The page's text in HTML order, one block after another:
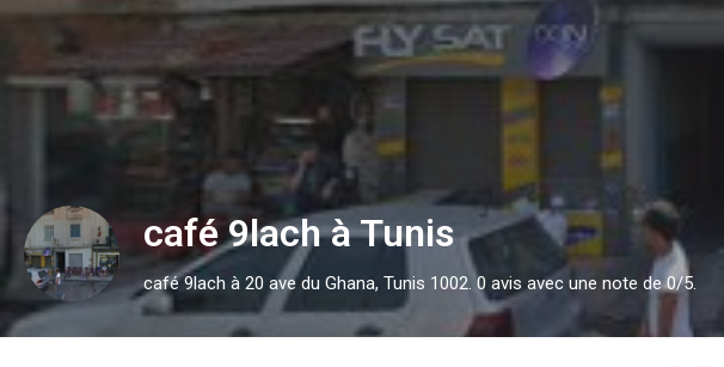
café 9lach à Tunis
café 9lach à 20 ave du Ghana, Tunis 1002. 0 avis avec une note de 0/5.